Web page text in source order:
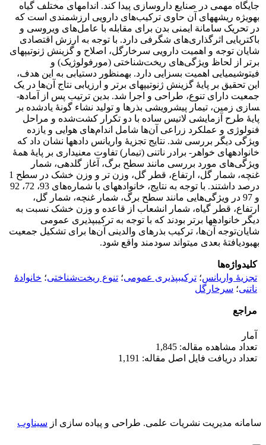
جایگاه مهمی در صنایع داروسازی پیدا کند. اندام­های مختلف گیاه
به‎ویژه ریشه­های آن حاوی ترکیب‌های دارویی ارزشمندی است که
در تحریک سامانة ایمنی بدن برای مقابله با عامل‌های ویروسی و
باکتریایی اثرگذاری‌های شگرفی دارد. با توجه به ارزش اقتصادی
شایان توجه و اهمیت دارویی سرخارگل، اصلاح و گزینش ژنوتیپ­های
برتر از لحاظ ویژگی‌های ریخت‌شناختی (مورفولوژیک) و
فیتوشیمیایی اهمیت بسزایی دارد. به‎منظور دستیابی به این هدف،
این تحقیق بر پایۀ گزینش ژنوتیپ­های برتر و ارزیابی نتاج آن‌ها در یک
جمعیت دارای تنوع، طراحی و اجرا شد. بدین ترتیب پس از آماده­
سازی زمین، تیمار پیش‎رویشی بذرها و تولید نشاء گونۀ یادشده بر
پایۀ طرح آزمایشی لاتیس ساده با دو تکرار کشت‌شده و مراحل
فنولوژی و عملکرد زراعی آن‌ها شامل اندام‌های هوایی و یازده
ویژگی دیگر بررسی شد. نتایج تجزیۀ واریانس داده­ها نشان داد که
خانواده­های خواهر- برادر ناتنی (تیمار) تفاوت معنی­داری بر پایۀ همۀ
ویژگی‌های مورد بررسی مانند سطح برگ، آغاز گلدهی، شمار
غنچه، شمار گل، ارتفاع، قطر گل، وزن تر و وزن خشک در سطح 1
درصد داشتند. با توجه به نتایج، خانواده­های با شماره‌های 93، 72، 92
و 97 در ویژگی‌هایی مانند سطح برگ، شمار غنچه، شمار گل،
ارتفاع، قطر گیاه، شمار انشعاب از قاعده و وزن خشک نسبت به
دیگر خانواده­ها برتر بودند که با توجه به ترکیب‎پذیری عمومی
شایان‌توجه آن‌ها، ترکیب بذرهای والدینی آن‌ها برای تشکیل جمعیت
بهبودیافتۀ بعدی می‎تواند سودمند واقع شود.
کلیدواژه‌ها
تجزیۀ واریانس؛ ترکیب‎پذیری عمومی ؛ تنوع ریخت‌شناختی؛ خانوادۀ
ناتنی؛ سرخارگل
مراجع
آمار
تعداد مشاهده مقاله: 1,845
تعداد دریافت فایل اصل مقاله: 1,191
سامانه مدیریت نشریات علمی. طراحی و پیاده سازی از سیناوب